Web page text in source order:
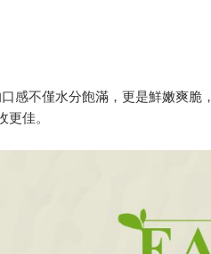
感不僅水分飽滿，更是鮮嫩爽脆，
佳。